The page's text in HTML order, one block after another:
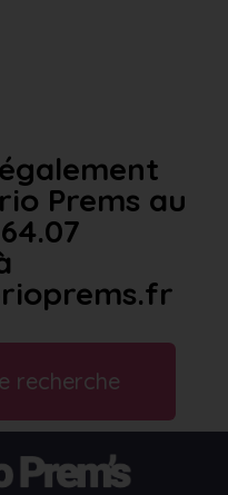
Prems au
recherche